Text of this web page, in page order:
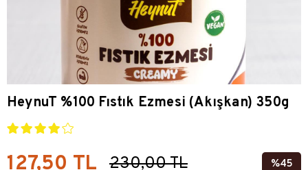
HeynuT %100 Fıstık Ezmesi (Akışkan) 350g
230,00 TL
127,50 TL 45